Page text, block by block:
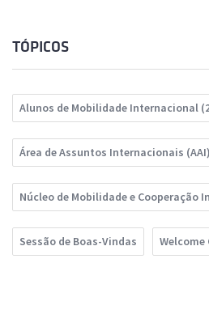
TÓPICOS
Alunos de Mobilidade Internacional
Área de Assuntos Internacionais
Núcleo de Mobilidade e Cooperação
Sessão de Boas-Vindas Welcome